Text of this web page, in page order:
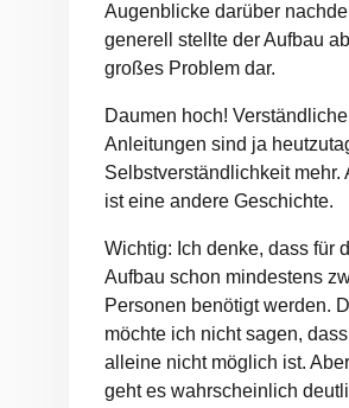
Augenblicke darüber
generell stellte der Aufbau
großes Problem dar.
Daumen hoch! Verständliche
Anleitungen sind ja
Selbstverständlichkeit mehr.
ist eine andere Geschichte.
Wichtig: Ich denke, dass für
Aufbau schon mindestens
Personen benötigt werden.
möchte ich nicht sagen,
alleine nicht möglich ist.
geht es wahrscheinlich